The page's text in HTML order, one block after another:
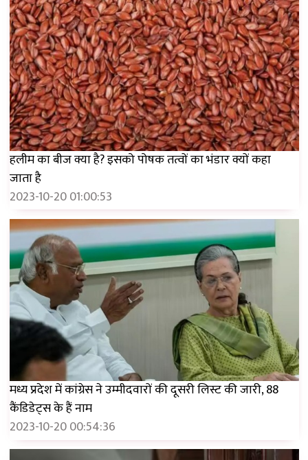
हलीम का बीज क्या है? इसको पोषक तत्वों का भंडार क्यों कहा
जाता है
2023-10-20 01:00:53
मध्य प्रदेश में कांग्रेस ने उम्मीदवारों की दूसरी लिस्ट की जारी, 88
कैंडिडेट्स के हैं नाम
2023-10-20 00:54:36